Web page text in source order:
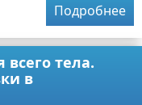
Подробнее
тела.
в